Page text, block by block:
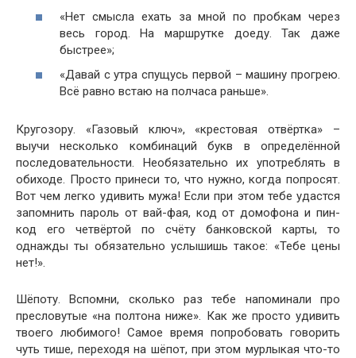
«Нет смысла ехать за мной по пробкам через
весь город. На маршрутке доеду. Так даже
быстрее»;
«Давай с утра спущусь первой – машину прогрею.
Всё равно встаю на полчаса раньше».
Кругозору. «Газовый ключ», «крестовая отвёртка» –
выучи несколько комбинаций букв в определённой
последовательности. Необязательно их употреблять в
обиходе. Просто принеси то, что нужно, когда попросят.
Вот чем легко удивить мужа! Если при этом тебе удастся
запомнить пароль от вай-фая, код от домофона и пин-
код его четвёртой по счёту банковской карты, то
однажды ты обязательно услышишь такое: «Тебе цены
нет!».
Шёпоту. Вспомни, сколько раз тебе напоминали про
пресловутые «на полтона ниже». Как же просто удивить
твоего любимого! Самое время попробовать говорить
чуть тише, переходя на шёпот, при этом мурлыкая что-то